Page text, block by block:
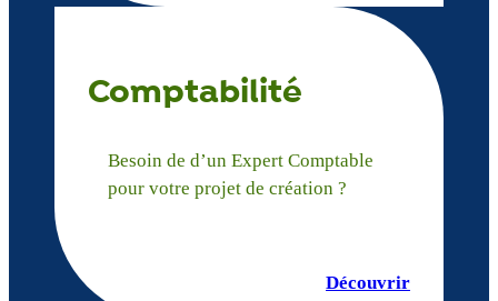
Comptabilité
Besoin de d’un Expert Comptable
pour votre projet de création ?
Découvrir